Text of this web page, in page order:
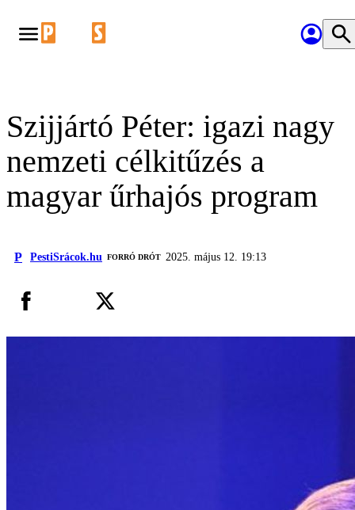
Szijjártó Péter: igazi nagy
nemzeti célkitűzés a
magyar űrhajós program
P PestiSrácok.hu FORRÓ DRÓT 2025. május 12. 19:13